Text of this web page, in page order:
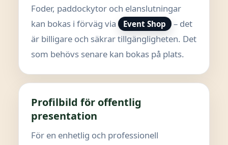
Foder, paddockytor och elanslutningar
kan bokas i förväg via
Event Shop – det
är billigare och säkrar tillgängligheten. Det
som behövs senare kan bokas på plats.
Profilbild för offentlig
presentation
För en enhetlig och professionell